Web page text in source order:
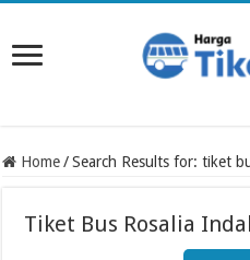
Home / Search Results for: tiket
Tiket Bus Rosalia